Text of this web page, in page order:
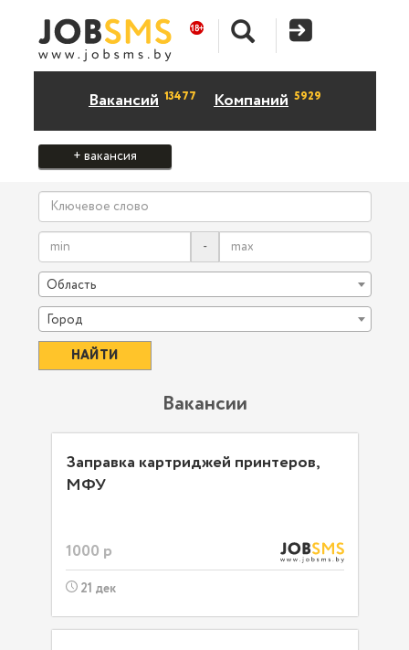
Вакансий 13477 Компаний 5929
+ вакансия
-
Область
Город
Вакансии
Заправка картриджей принтеров,
МФУ
1000 р
21 дек